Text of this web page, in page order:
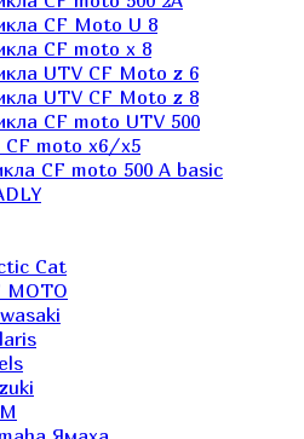
CF Moto U 8
CF moto x 8
UTV CF Moto z 6
UTV CF Moto z 8
СF moto UTV 500
СF moto x6/x5
CF moto 500 A basic
Cat
MOTO